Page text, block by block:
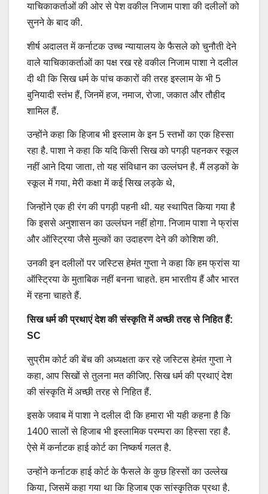
याचिकाकर्ताओं की ओर से पेश वकील निजाम पाशा की दलीलों को
सुनने के बाद की.
शीर्ष अदालत में कर्नाटक उच्च न्यायालय के फैसले को चुनौती देने
वाले याचिकाकर्ताओं का पक्ष रख रहे वकील निजाम पाशा ने दलील
दी थी कि सिख धर्म के पांच ककारों की तरह इस्लाम के भी 5
बुनियादी स्तंभ हैं, जिनमें हज, नमाज, रोजा, जकात और तौहीद
शामिल हैं.
उन्होंने कहा कि हिजाब भी इस्लाम के इन 5 स्तभों का एक हिस्सा
रहा है. पाशा ने कहा कि यदि किसी सिख को पगड़ी पहनकर स्कूल
नहीं आने दिया जाता, तो यह संविधान का उल्लंघन है. मैं लड़कों के
स्कूल में गया, मेरी कक्षा में कई सिख लड़के थे,
जिन्होंने एक ही रंग की पगड़ी पहनी थी. यह स्थापित किया गया है
कि इससे अनुशासन का उल्लंघन नहीं होगा. निजाम पाशा ने फ्रांस
और ऑस्ट्रिया जैसे मुल्‍कों का उदाहरण देने की कोशिश की.
उनकी इन दलीलों पर जस्टिस हेमंत गुप्ता ने कहा कि हम फ्रांस या
ऑस्ट्रिया के मुताबिक नहीं बनना चाहते. हम भारतीय हैं और भारत
में रहना चाहते हैं.
सिख धर्म की प्रथाएं देश की संस्कृति में अच्छी तरह से निहित हैं:
SC
सुप्रीम कोर्ट की बेंच की अध्यक्षता कर रहे जस्टिस हेमंत गुप्ता ने
कहा, आप सिखों से तुलना मत कीजिए. सिख धर्म की प्रथाएं देश
की संस्कृति में अच्छी तरह से निहित हैं.
इसके जवाब में पाशा ने दलील दी कि हमारा भी यही कहना है कि
1400 सालों से हिजाब भी इस्लामिक परम्परा का हिस्सा रहा है.
ऐसे में कर्नाटक हाई कोर्ट का निष्कर्ष गलत है.
उन्होंने कर्नाटक हाई कोर्ट के फैसले के कुछ हिस्सों का उल्लेख
किया, जिसमें कहा गया था कि हिजाब एक सांस्कृतिक प्रथा है.